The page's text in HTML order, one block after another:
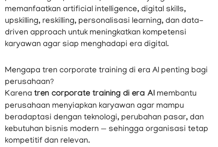
memanfaatkan artificial intelligence, digital skills,
upskilling, reskilling, personalisasi learning, dan data-
driven approach untuk meningkatkan kompetensi
karyawan agar siap menghadapi era digital.
Mengapa tren corporate training di era AI penting bagi
perusahaan?
Karena tren corporate training di era AI membantu
perusahaan menyiapkan karyawan agar mampu
beradaptasi dengan teknologi, perubahan pasar, dan
kebutuhan bisnis modern — sehingga organisasi tetap
kompetitif dan relevan.